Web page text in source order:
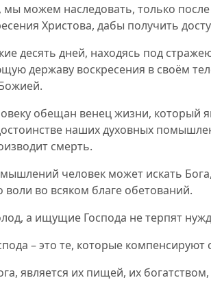
мы можем наследовать, только
Христова, дабы получить
десять дней, находясь под
державу воскресения в своём
обещан венец жизни, который
наших духовных
смерть.
человек может искать
во всяком благе обетований.
а ищущие Господа не терпят
– это те, которые компенсируют
является их пищей, их